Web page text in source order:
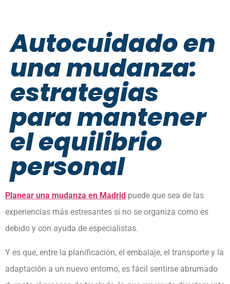
Autocuidado en
una mudanza:
estrategias
para mantener
el equilibrio
personal
Planear una mudanza en Madrid puede que sea de las
experiencias más estresantes si no se organiza como es
debido y con ayuda de especialistas.
Y es que, entre la planificación, el embalaje, el transporte y la
adaptación a un nuevo entorno, es fácil sentirse abrumado